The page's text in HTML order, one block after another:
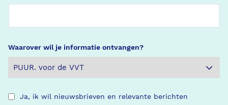
Waarover wil je informatie ontvangen?
Ja, ik wil nieuwsbrieven en relevante berichten